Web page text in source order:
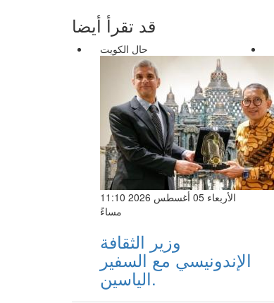
قد تقرأ أيضا
حال الكويت
الأربعاء 05 أغسطس 2026 11:10
مساءً
وزير الثقافة
الإندونيسي مع السفير
الياسين.